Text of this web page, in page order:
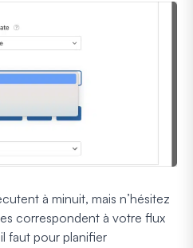
à minuit, mais n’hésitez
correspondent à votre flux
faut pour planifier